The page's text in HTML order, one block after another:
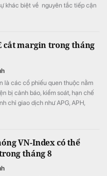
khác biệt về nguyên tắc tiếp cận
cắt margin trong tháng
là các cổ phiếu quen thuộc nằm
bị cảnh báo, kiểm soát, hạn chế
chỉ giao dịch như APG, APH,
VN-Index có thể
tháng 8